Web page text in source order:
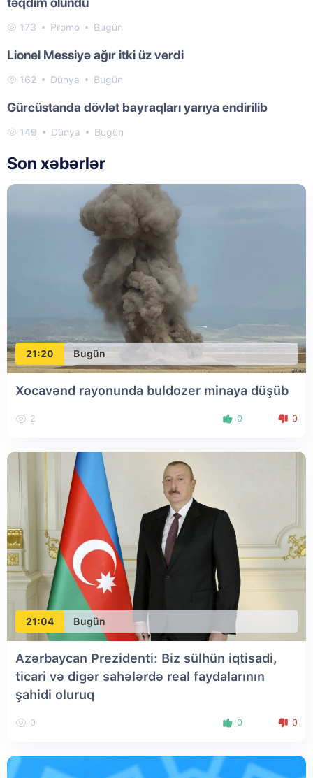
173 Promo Bugün
Lionel Messiyə ağır itki üz verdi
162 Dünya Bugün
Gürcüstanda dövlət bayraqları yarıya endirilib
149 Dünya Bugün
Son xəbərlər
21:20 Bugün
Xocavənd rayonunda buldozer minaya düşüb
2 0 0
21:04 Bugün
Azərbaycan Prezidenti: Biz sülhün iqtisadi,
ticari və digər sahələrdə real faydalarının
şahidi oluruq
0 0 0